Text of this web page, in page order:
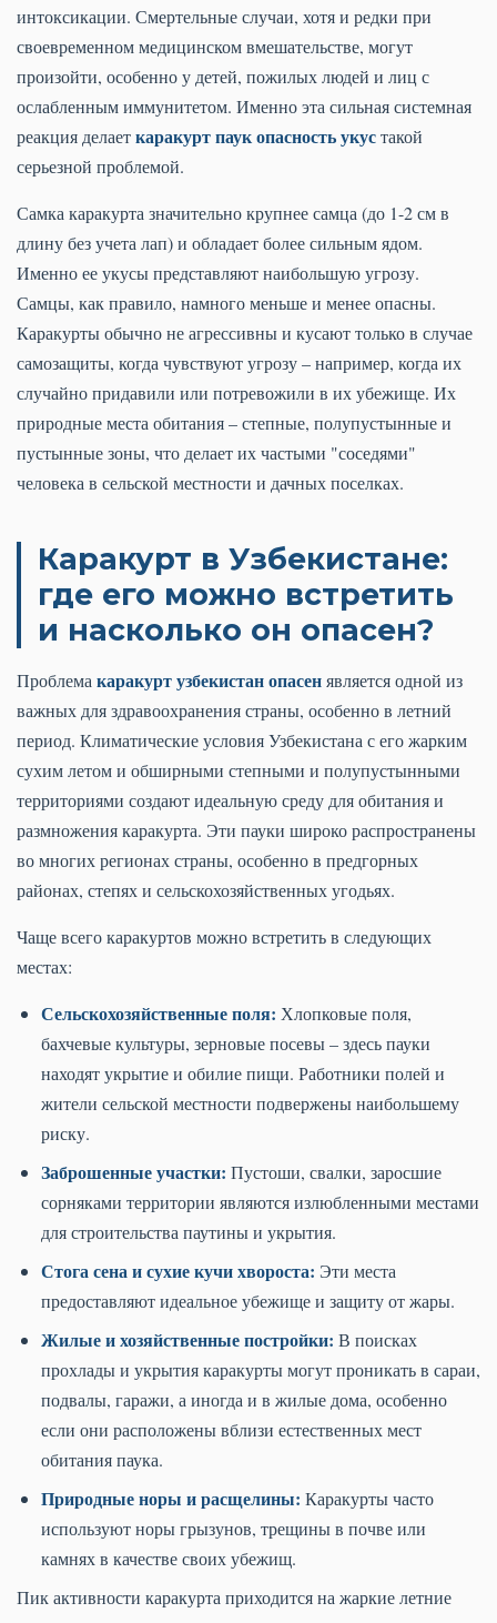
интоксикации. Смертельные случаи, хотя и редки при
своевременном медицинском вмешательстве, могут
произойти, особенно у детей, пожилых людей и лиц с
ослабленным иммунитетом. Именно эта сильная системная
реакция делаеткаракурт паук опасность укустакой
серьезной проблемой.
Самка каракурта значительно крупнее самца (до 1-2 см в
длину без учета лап) и обладает более сильным ядом.
Именно ее укусы представляют наибольшую угрозу.
Самцы, как правило, намного меньше и менее опасны.
Каракурты обычно не агрессивны и кусают только в случае
самозащиты, когда чувствуют угрозу – например, когда их
случайно придавили или потревожили в их убежище. Их
природные места обитания – степные, полупустынные и
пустынные зоны, что делает их частыми "соседями"
человека в сельской местности и дачных поселках.
Каракурт в Узбекистане:
где его можно встретить
и насколько он опасен?
Проблемакаракурт узбекистан опасенявляется одной из
важных для здравоохранения страны, особенно в летний
период. Климатические условия Узбекистана с его жарким
сухим летом и обширными степными и полупустынными
территориями создают идеальную среду для обитания и
размножения каракурта. Эти пауки широко распространены
во многих регионах страны, особенно в предгорных
районах, степях и сельскохозяйственных угодьях.
Чаще всего каракуртов можно встретить в следующих
местах:
Сельскохозяйственные поля: Хлопковые поля,
бахчевые культуры, зерновые посевы – здесь пауки
находят укрытие и обилие пищи. Работники полей и
жители сельской местности подвержены наибольшему
риску.
Заброшенные участки: Пустоши, свалки, заросшие
сорняками территории являются излюбленными местами
для строительства паутины и укрытия.
Стога сена и сухие кучи хвороста: Эти места
предоставляют идеальное убежище и защиту от жары.
Жилые и хозяйственные постройки: В поисках
прохлады и укрытия каракурты могут проникать в сараи,
подвалы, гаражи, а иногда и в жилые дома, особенно
если они расположены вблизи естественных мест
обитания паука.
Природные норы и расщелины: Каракурты часто
используют норы грызунов, трещины в почве или
камнях в качестве своих убежищ.
Пик активности каракурта приходится на жаркие летние